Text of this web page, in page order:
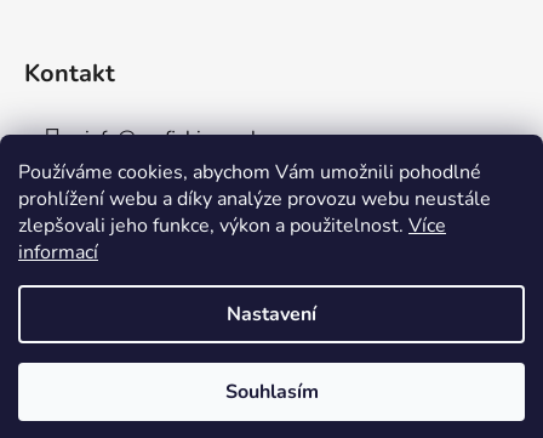
Používáme cookies, abychom Vám umožnili pohodlné
prohlížení webu a díky analýze provozu webu neustále
zlepšovali jeho funkce, výkon a použitelnost. Více
informací
Nastavení
Souhlasím
Kontakt
info@aaafishingpraha.cz
778 011 878
Vytvořil Shoptet
AAA Fishing Praha s.r.o.
práva vyhrazena.